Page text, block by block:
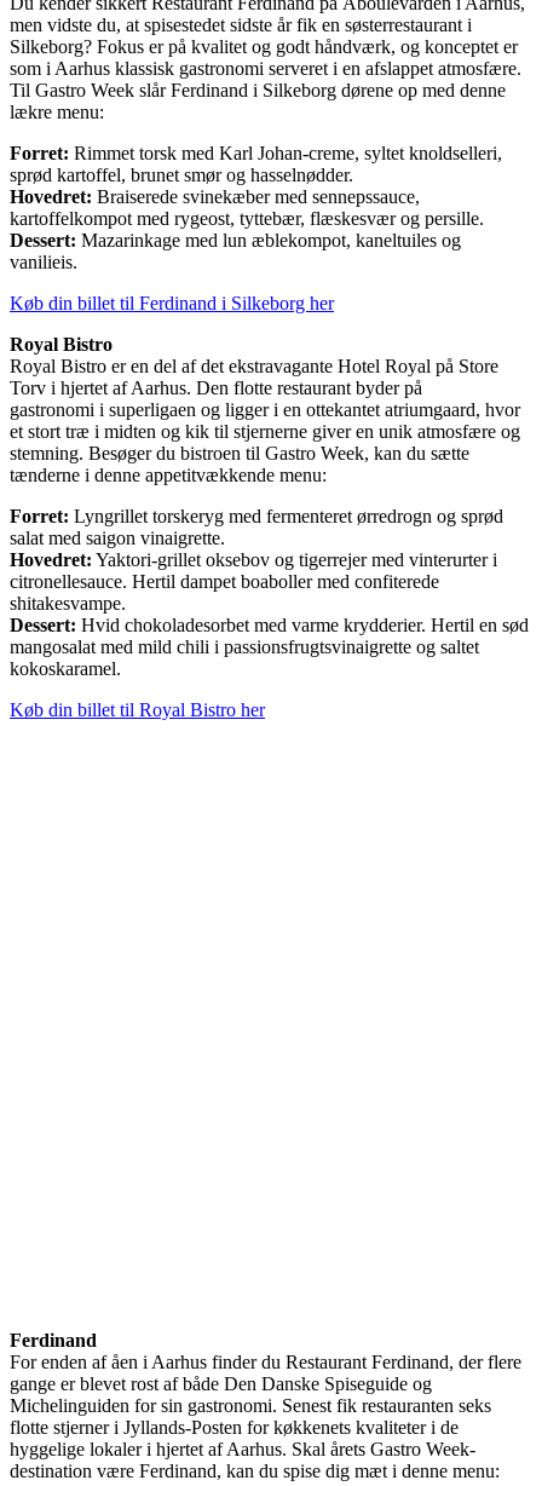
men vidste du, at spisestedet sidste år fik en søsterrestaurant i
Silkeborg? Fokus er på kvalitet og godt håndværk, og konceptet er
som i Aarhus klassisk gastronomi serveret i en afslappet atmosfære.
Til Gastro Week slår Ferdinand i Silkeborg dørene op med denne
lækre menu:
Forret: Rimmet torsk med Karl Johan-creme, syltet knoldselleri,
sprød kartoffel, brunet smør og hasselnødder.
Hovedret: Braiserede svinekæber med sennepssauce,
kartoffelkompot med rygeost, tyttebær, flæskesvær og persille.
Dessert: Mazarinkage med lun æblekompot, kaneltuiles og
vanilieis.
Køb din billet til Ferdinand i Silkeborg her
Royal Bistro
Royal Bistro er en del af det ekstravagante Hotel Royal på Store
Torv i hjertet af Aarhus. Den flotte restaurant byder på
gastronomi i superligaen og ligger i en ottekantet atriumgaard, hvor
et stort træ i midten og kik til stjernerne giver en unik atmosfære og
stemning. Besøger du bistroen til Gastro Week, kan du sætte
tænderne i denne appetitvækkende menu:
Forret: Lyngrillet torskeryg med fermenteret ørredrogn og sprød
salat med saigon vinaigrette.
Hovedret: Yaktori-grillet oksebov og tigerrejer med vinterurter i
citronellesauce. Hertil dampet boaboller med confiterede
shitakesvampe.
Dessert: Hvid chokoladesorbet med varme krydderier. Hertil en sød
mangosalat med mild chili i passionsfrugtsvinaigrette og saltet
kokoskaramel.
Køb din billet til Royal Bistro her
Ferdinand
For enden af åen i Aarhus finder du Restaurant Ferdinand, der flere
gange er blevet rost af både Den Danske Spiseguide og
Michelinguiden for sin gastronomi. Senest fik restauranten seks
flotte stjerner i Jyllands-Posten for køkkenets kvaliteter i de
hyggelige lokaler i hjertet af Aarhus. Skal årets Gastro Week-
destination være Ferdinand, kan du spise dig mæt i denne menu: